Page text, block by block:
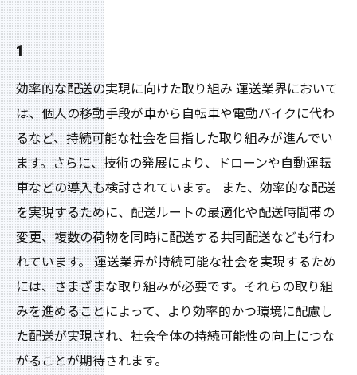
1
効率的な配送の実現に向けた取り組み 運送業界において
は、個人の移動手段が車から自転車や電動バイクに代わ
るなど、持続可能な社会を目指した取り組みが進んでい
ます。さらに、技術の発展により、ドローンや自動運転
車などの導入も検討されています。 また、効率的な配送
を実現するために、配送ルートの最適化や配送時間帯の
変更、複数の荷物を同時に配送する共同配送なども行わ
れています。 運送業界が持続可能な社会を実現するため
には、さまざまな取り組みが必要です。それらの取り組
みを進めることによって、より効率的かつ環境に配慮し
た配送が実現され、社会全体の持続可能性の向上につな
がることが期待されます。